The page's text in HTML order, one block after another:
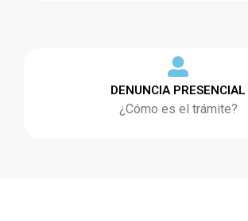
DENUNCIA PRESENCIAL
¿Cómo es el trámite?